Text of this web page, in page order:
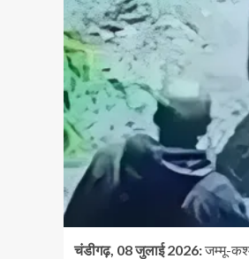
चंडीगढ़, 08 जुलाई 2026:जम्मू-